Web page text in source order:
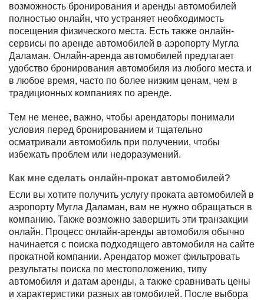
возможность бронирования и аренды автомобилей
полностью онлайн, что устраняет необходимость
посещения физического места. Есть также онлайн-
сервисы по аренде автомобилей в аэропорту Мугла
Даламан. Онлайн-аренда автомобилей предлагает
удобство бронирования автомобиля из любого места и
в любое время, часто по более низким ценам, чем в
традиционных компаниях по аренде.
Тем не менее, важно, чтобы арендаторы понимали
условия перед бронированием и тщательно
осматривали автомобиль при получении, чтобы
избежать проблем или недоразумений.
Как мне сделать онлайн-прокат автомобилей?
Если вы хотите получить услугу проката автомобилей в
аэропорту Мугла Даламан, вам не нужно обращаться в
компанию. Также возможно завершить эти транзакции
онлайн. Процесс онлайн-аренды автомобиля обычно
начинается с поиска подходящего автомобиля на сайте
прокатной компании. Арендатор может фильтровать
результаты поиска по местоположению, типу
автомобиля и датам аренды, а также сравнивать цены
и характеристики разных автомобилей. После выбора